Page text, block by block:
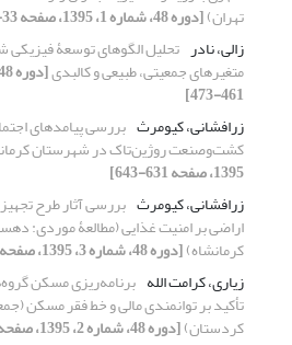
تهران)[دوره 48، شماره 1، 1395، صفحه 33-52]
زالی، نادر تحلیل الگوهای توسعۀ فیزیکی
متغیرهای جمعیتی، طبیعی و کالبدی
461-473]
زرافشانی، کیومرث بررسی پیامدهای
کشت‌وصنعت روژین‌تاک در شهرستان
1395، صفحه 631-643]
زرافشانی، کیومرث بررسی آثار طرح
اراضی بر امنیت غذایی (مطالعۀ موردی:
کرمانشاه)[دوره 48، شماره 3، 1395، صفحه 507-521]
زیاری، کرامت الله برنامه‌ریزی مسکن
تأکید بر توانمندی مالی و خط فقر مسکن
کردستان)[دوره 48، شماره 2، 1395، صفحه 211-226]